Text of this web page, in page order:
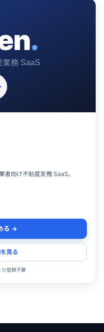
.
業務 SaaS
者向け不動産業務 SaaS。
る →
見る
カ登録不要